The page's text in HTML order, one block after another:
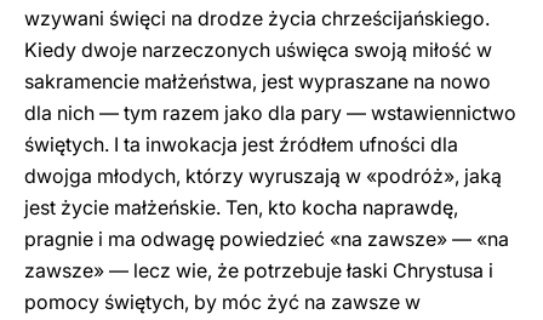
wzywani święci na drodze życia chrześcijańskiego.
Kiedy dwoje narzeczonych uświęca swoją miłość w
sakramencie małżeństwa, jest wypraszane na nowo
dla nich — tym razem jako dla pary — wstawiennictwo
świętych. I ta inwokacja jest źródłem ufności dla
dwojga młodych, którzy wyruszają w «podróż», jaką
jest życie małżeńskie. Ten, kto kocha naprawdę,
pragnie i ma odwagę powiedzieć «na zawsze» — «na
zawsze» — lecz wie, że potrzebuje łaski Chrystusa i
pomocy świętych, by móc żyć na zawsze w